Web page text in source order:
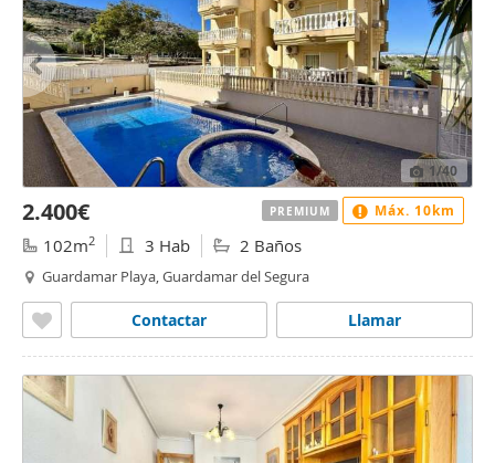
1/40
2.400€
102m2 3 Hab 2 Baños
Guardamar Playa, Guardamar del Segura
Llamar
Contactar
PREMIUM Máx. 10km